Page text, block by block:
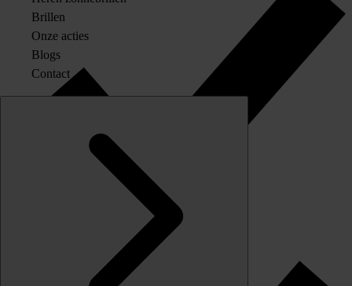
Originele merkglazen op sterkte
Brillen
Onze acties
Blogs
Contact